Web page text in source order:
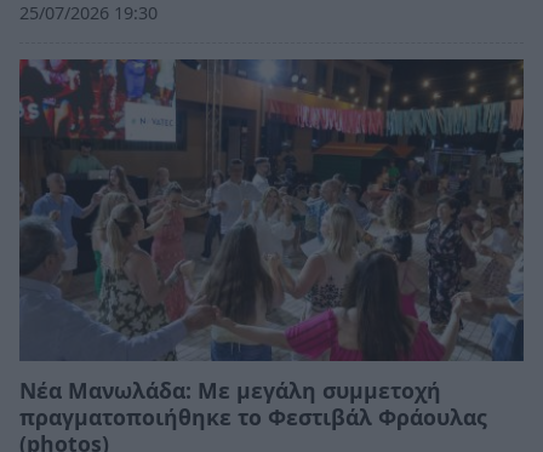
25/07/2026 19:30
Νέα Μανωλάδα: Με μεγάλη συμμετοχή
πραγματοποιήθηκε το Φεστιβάλ Φράουλας
(photos)